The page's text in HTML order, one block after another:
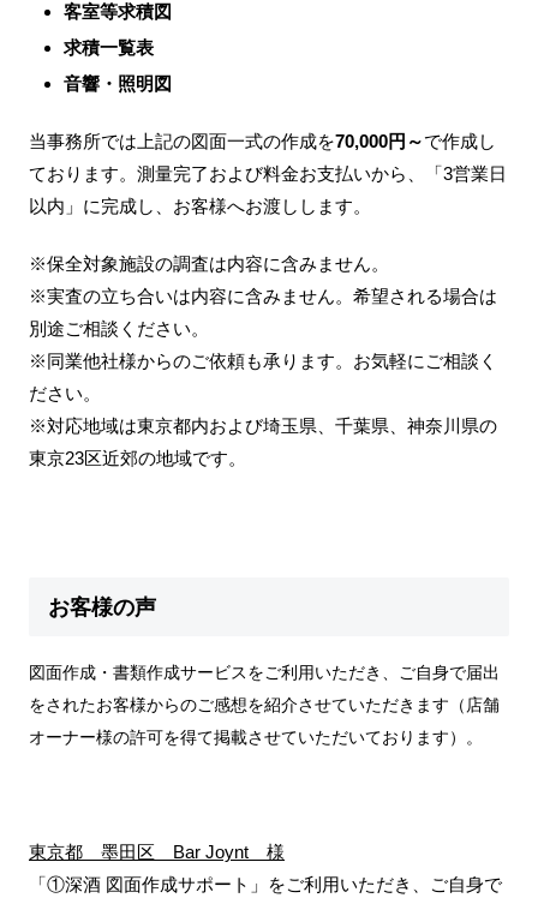
客室等求積図
求積一覧表
音響・照明図
当事務所では上記の図面一式の作成を70,000円～で作成し
ております。測量完了および料金お支払いから、「3営業日
以内」に完成し、お客様へお渡しします。
※保全対象施設の調査は内容に含みません。
※実査の立ち合いは内容に含みません。希望される場合は
別途ご相談ください。
※同業他社様からのご依頼も承ります。お気軽にご相談く
ださい。
※対応地域は東京都内および埼玉県、千葉県、神奈川県の
東京23区近郊の地域です。
お客様の声
図面作成・書類作成サービスをご利用いただき、ご自身で届出
をされたお客様からのご感想を紹介させていただきます（店舗
オーナー様の許可を得て掲載させていただいております）。
東京都 墨田区 Bar Joynt 様
「①深酒 図面作成サポート」をご利用いただき、ご自身で